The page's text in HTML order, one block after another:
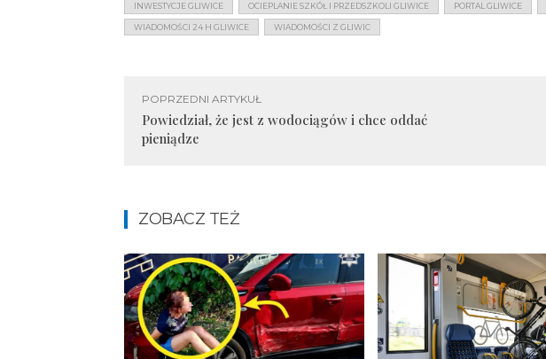
INWESTYCJE GLIWICE OCIEPLANIE SZKÓŁ I PRZEDSZKOLI GLIWICE PORTAL GLIWICE
WIADOMOŚCI 24 H GLIWICE WIADOMOŚCI Z GLIWIC
POPRZEDNI ARTYKUŁ
Powiedział, że jest z wodociągów i chce oddać
pieniądze
ZOBACZ TEŻ